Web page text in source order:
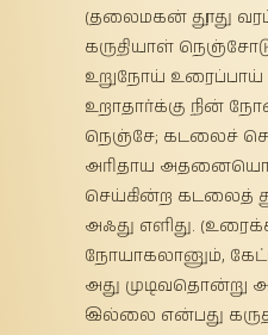
(தலைமகன் தூது
கருதியாள்
உறுநோய் உரைப்பாய்
உறாதார்க்கு நின்
நெஞ்சே; கடலைச்
அரிதாய
செய்கின்ற கடலைத்
அஃது எளிது.
நோயாகலானும்,
அது முடிவதொன்று
இல்லை என்பது